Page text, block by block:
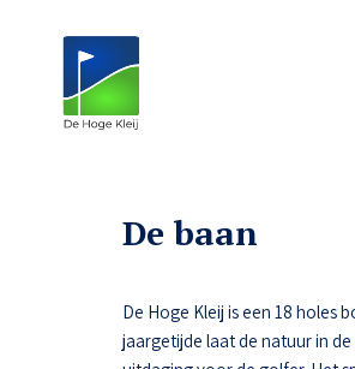
De baan
De Hoge Kleij is een 18 holes
jaargetijde laat de natuur in